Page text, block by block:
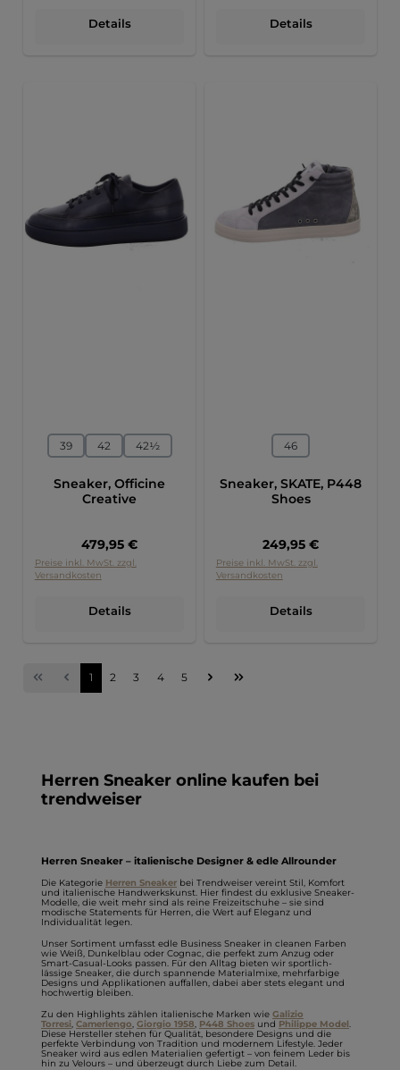
Details Details
Größe auswählen
39 42 42½
Sneaker, Officine
Creative
Regulärer Preis:
479,95 €
Preise inkl. MwSt. zzgl.
Versandkosten
Details
auswählen
46
Sneaker, SKATE, P448
Shoes
Regulärer Preis:
249,95 €
Preise inkl. MwSt. zzgl.
Versandkosten
Details
Seite
1 Seite
2 Seite
3 Seite
4 Seite
5
Herren Sneaker online kaufen bei
trendweiser
Herren Sneaker – italienische Designer & edle Allrounder
Die Kategorie Herren Sneaker bei Trendweiser vereint Stil, Komfort
und italienische Handwerkskunst. Hier findest du exklusive Sneaker-
Modelle, die weit mehr sind als reine Freizeitschuhe – sie sind
modische Statements für Herren, die Wert auf Eleganz und
Individualität legen.
Unser Sortiment umfasst edle Business Sneaker in cleanen Farben
wie Weiß, Dunkelblau oder Cognac, die perfekt zum Anzug oder
Smart-Casual-Looks passen. Für den Alltag bieten wir sportlich-
lässige Sneaker, die durch spannende Materialmixe, mehrfarbige
Designs und Applikationen auffallen, dabei aber stets elegant und
hochwertig bleiben.
Zu den Highlights zählen italienische Marken wie Galizio
Torresi Camerlengo Giorgio 1958 P448 Shoes und Philippe Model
Diese Hersteller stehen für Qualität, besondere Designs und die
perfekte Verbindung von Tradition und modernem Lifestyle. Jeder
Sneaker wird aus edlen Materialien gefertigt – von feinem Leder bis
hin zu Velours – und überzeugt durch Liebe zum Detail.